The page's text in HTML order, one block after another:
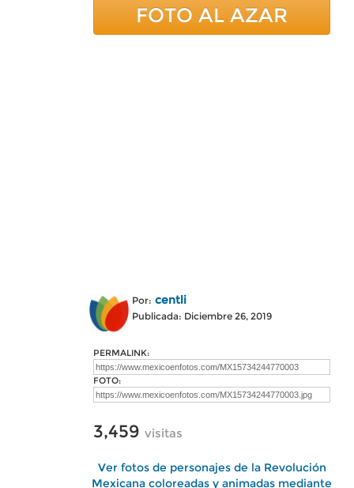
FOTO AL AZAR
Por: centli
Publicada: Diciembre 26, 2019
PERMALINK:
FOTO:
3,459 visitas
Ver fotos de personajes de la Revolución
Mexicana coloreadas y animadas mediante